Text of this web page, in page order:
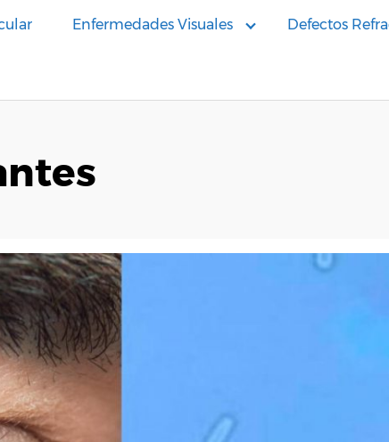
Enfermedades Visuales Defectos